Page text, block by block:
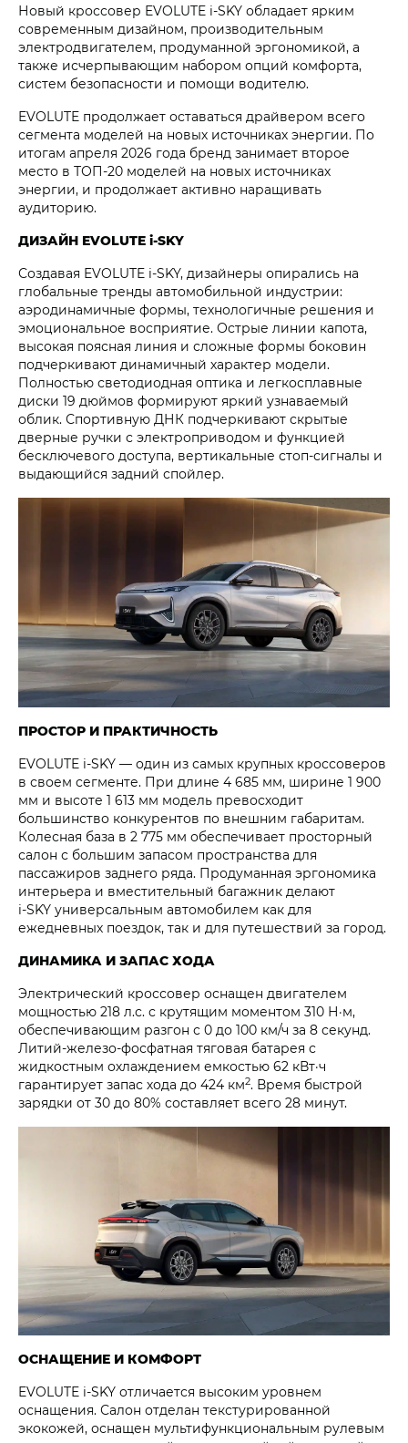
Новый кроссовер EVOLUTE i‑SKY обладает ярким
современным дизайном, производительным
электродвигателем, продуманной эргономикой, а
также исчерпывающим набором опций комфорта,
систем безопасности и помощи водителю.
EVOLUTE продолжает оставаться драйвером всего
сегмента моделей на новых источниках энергии. По
итогам апреля 2026 года бренд занимает второе
место в ТОП-20 моделей на новых источниках
энергии, и продолжает активно наращивать
аудиторию.
ДИЗАЙН EVOLUTE i‑SKY
Создавая EVOLUTE i‑SKY, дизайнеры опирались на
глобальные тренды автомобильной индустрии:
аэродинамичные формы, технологичные решения и
эмоциональное восприятие. Острые линии капота,
высокая поясная линия и сложные формы боковин
подчеркивают динамичный характер модели.
Полностью светодиодная оптика и легкосплавные
диски 19 дюймов формируют яркий узнаваемый
облик. Спортивную ДНК подчеркивают скрытые
дверные ручки с электроприводом и функцией
бесключевого доступа, вертикальные стоп-сигналы и
выдающийся задний спойлер.
ПРОСТОР И ПРАКТИЧНОСТЬ
EVOLUTE i‑SKY — один из самых крупных кроссоверов
в своем сегменте. При длине 4 685 мм, ширине 1 900
мм и высоте 1 613 мм модель превосходит
большинство конкурентов по внешним габаритам.
Колесная база в 2 775 мм обеспечивает просторный
салон с большим запасом пространства для
пассажиров заднего ряда. Продуманная эргономика
интерьера и вместительный багажник делают
i‑SKY универсальным автомобилем как для
ежедневных поездок, так и для путешествий за город.
ДИНАМИКА И ЗАПАС ХОДА
Электрический кроссовер оснащен двигателем
мощностью 218 л.с. с крутящим моментом 310 Н·м,
обеспечивающим разгон с 0 до 100 км/ч за 8 секунд.
Литий-железо-фосфатная тяговая батарея с
жидкостным охлаждением емкостью 62 кВт·ч
гарантирует запас хода до 424 км2. Время быстрой
зарядки от 30 до 80% составляет всего 28 минут.
ОСНАЩЕНИЕ И КОМФОРТ
EVOLUTE i‑SKY отличается высоким уровнем
оснащения. Салон отделан текстурированной
экокожей, оснащен мультифункциональным рулевым